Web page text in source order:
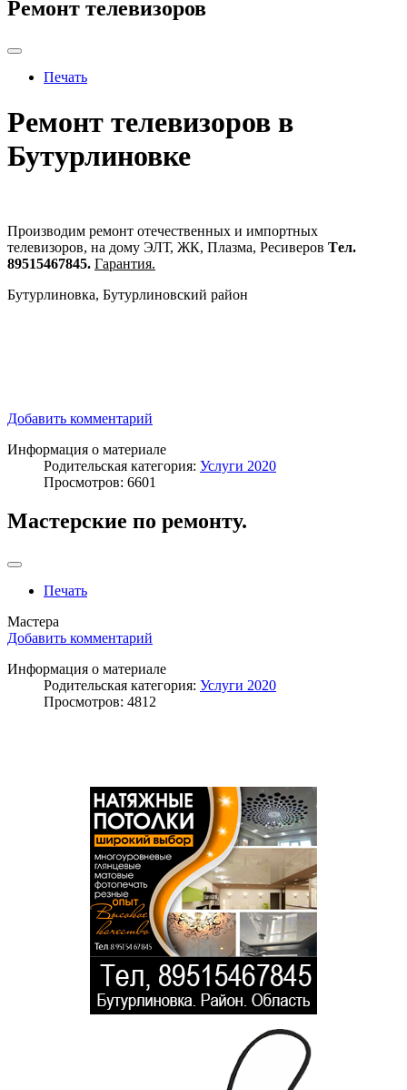
Ремонт телевизоров
Печать
Ремонт телевизоров в
Бутурлиновке
Производим ремонт отечественных и импортных
телевизоров, на дому ЭЛТ, ЖК, Плазма, Ресиверов Tел.
89515467845. Гарантия.
Бутурлиновка, Бутурлиновский район
Добавить комментарий
Информация о материале
Родительская категория: Услуги 2020
Просмотров: 6601
Мастерские по ремонту.
Печать
Мастера
Добавить комментарий
Информация о материале
Родительская категория: Услуги 2020
Просмотров: 4812